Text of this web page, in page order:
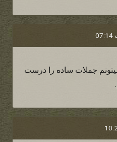
جملات ساده را درست